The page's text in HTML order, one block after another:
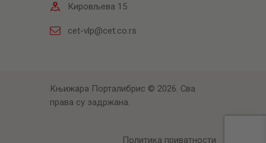
Кировљева 15
cet-vlp@cet.co.rs
Књижара Порталибрис © 2026. Сва
права су задржана.
Политика приватности